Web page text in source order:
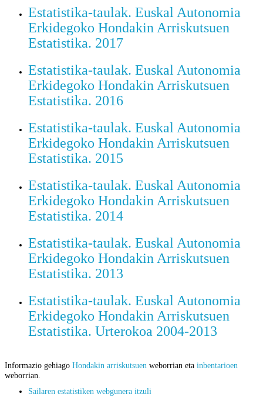
Estatistika-taulak. Euskal Autonomia
Erkidegoko Hondakin Arriskutsuen
Estatistika. 2017
Estatistika-taulak. Euskal Autonomia
Erkidegoko Hondakin Arriskutsuen
Estatistika. 2016
Estatistika-taulak. Euskal Autonomia
Erkidegoko Hondakin Arriskutsuen
Estatistika. 2015
Estatistika-taulak. Euskal Autonomia
Erkidegoko Hondakin Arriskutsuen
Estatistika. 2014
Estatistika-taulak. Euskal Autonomia
Erkidegoko Hondakin Arriskutsuen
Estatistika. 2013
Estatistika-taulak. Euskal Autonomia
Erkidegoko Hondakin Arriskutsuen
Estatistika. Urterokoa 2004-2013
Informazio gehiago Hondakin arriskutsuen weborrian eta inbentarioen
weborrian.
Sailaren estatistiken webgunera itzuli